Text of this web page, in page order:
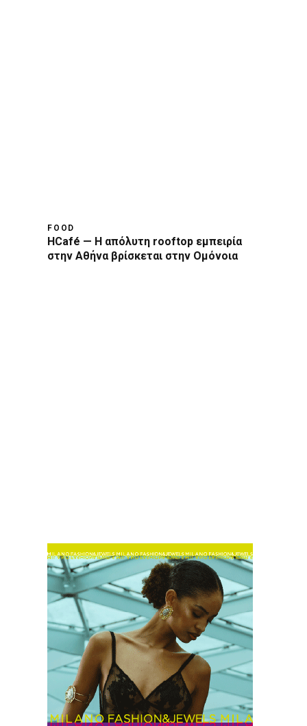
FOOD
HCafé — Η απόλυτη rooftop εμπειρία
στην Αθήνα βρίσκεται στην Ομόνοια